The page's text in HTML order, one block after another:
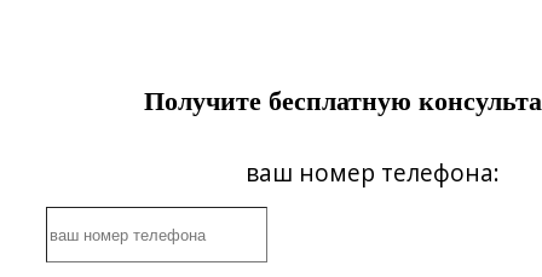
Получите бесплатную
ваш номер телефона: